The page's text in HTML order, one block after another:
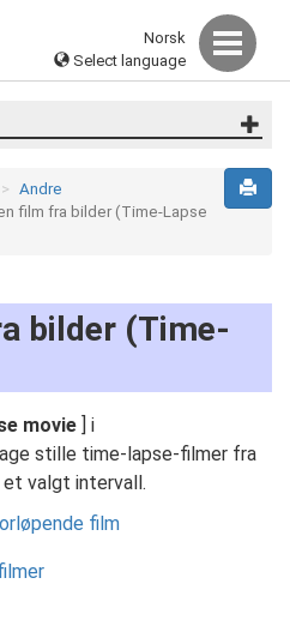
Norsk
Select language
Andre
film fra bilder (Time-Lapse
bilder (Time-
movie ] i
stille time-lapse-filmer fra
valgt intervall.
film